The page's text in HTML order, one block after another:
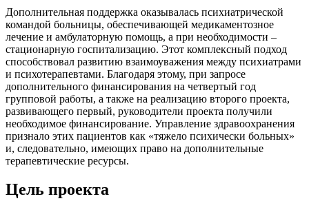
Дополнительная поддержка оказывалась психиатрической
командой больницы, обеспечивающей медикаментозное
лечение и амбулаторную помощь, а при необходимости –
стационарную госпитализацию. Этот комплексный подход
способствовал развитию взаимоуважения между психиатрами
и психотерапевтами. Благодаря этому, при запросе
дополнительного финансирования на четвертый год
групповой работы, а также на реализацию второго проекта,
развивающего первый, руководители проекта получили
необходимое финансирование. Управление здравоохранения
признало этих пациентов как «тяжело психически больных»
и, следовательно, имеющих право на дополнительные
терапевтические ресурсы.
Цель проекта